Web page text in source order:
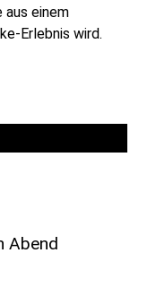
aus einem
Erlebnis wird.
Abend